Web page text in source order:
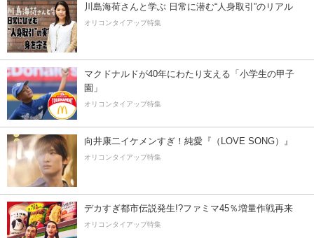
川島海荷さんと学ぶ 日常に潜む“人身取引”のリアル
オリコンタイアップ特集
マクドナルドが40年にわたり支える「小学生の甲子
園」
オリコンタイアップ特集
向井康二イケメンすぎ！純愛『（LOVE SONG）』
オリコンタイアップ特集
デカすぎ都市伝説発生!?ファミマ45％増量作戦再来
オリコンタイアップ特集